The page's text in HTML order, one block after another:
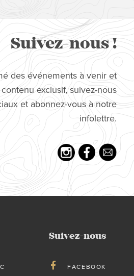
Suivez-nous !
des événements à venir et
exclusif, suivez-nous
et abonnez-vous à notre
infolettre.
Suivez-nous
FACEBOOK